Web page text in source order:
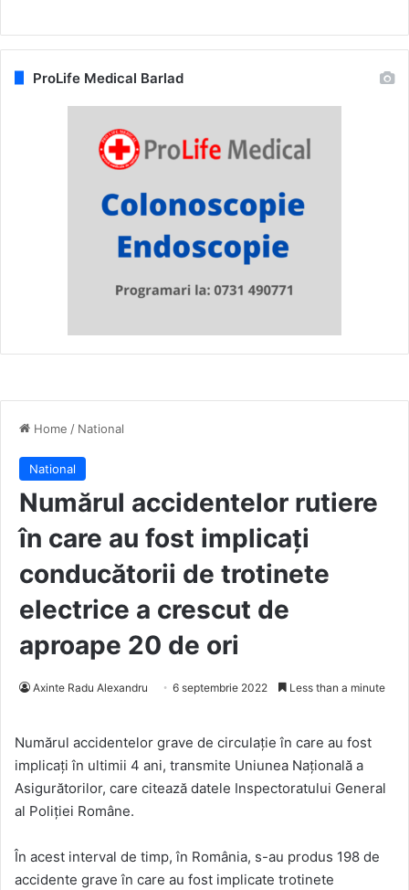
Home / National
National
Numărul accidentelor rutiere
în care au fost implicați
conducătorii de trotinete
electrice a crescut de
aproape 20 de ori
Axinte Radu Alexandru 6 septembrie 2022 Less than a minute
Numărul accidentelor grave de circulație în care au fost
implicați în ultimii 4 ani, transmite Uniunea Națională a
Asigurătorilor, care citează datele Inspectoratului General
al Poliției Române.
În acest interval de timp, în România, s-au produs 198 de
accidente grave în care au fost implicate trotinete
ProLife Medical Barlad